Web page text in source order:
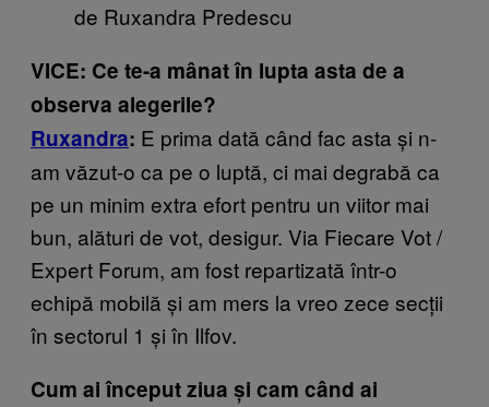
de Ruxandra Predescu
VICE: Ce te-a mânat în lupta asta de a
observa alegerile?
Ruxandra: E prima dată când fac asta și n-
am văzut-o ca pe o luptă, ci mai degrabă ca
pe un minim extra efort pentru un viitor mai
bun, alături de vot, desigur. Via Fiecare Vot /
Expert Forum, am fost repartizată într-o
echipă mobilă și am mers la vreo zece secții
în sectorul 1 și în Ilfov.
Cum ai început ziua și cam când ai